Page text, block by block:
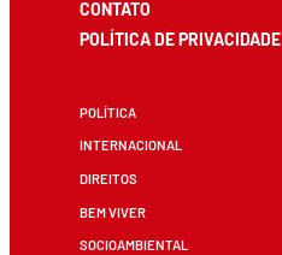
CONTATO
POLÍTICA DE PRIVACIDADE
POLÍTICA
INTERNACIONAL
DIREITOS
BEM VIVER
SOCIOAMBIENTAL